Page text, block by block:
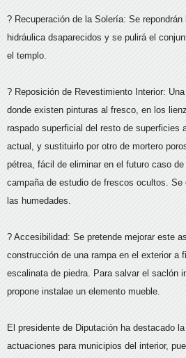
? Recuperación de la Solería: Se
hidráulica dsaparecidos y se pulirá el
el templo.
? Reposición de Revestimiento Interior:
donde existen pinturas al fresco, en los
raspado superficial del resto de superficies
actual, y sustituirlo por otro de mortero
pétrea, fácil de eliminar en el futuro caso
campaña de estudio de frescos ocultos. Se
las humedades.
? Accesibilidad: Se pretende mejorar este
construcción de una rampa en el exterior a
escalinata de piedra. Para salvar el saclón
propone instalae un elemento mueble.
El presidente de Diputación ha destacado
actuaciones para municipios del interior,